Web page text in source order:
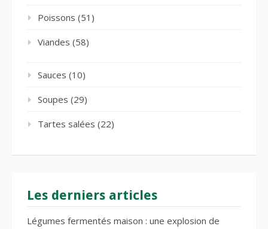
Poissons (51)
Viandes (58)
Sauces (10)
Soupes (29)
Tartes salées (22)
Les derniers articles
Légumes fermentés maison : une explosion de